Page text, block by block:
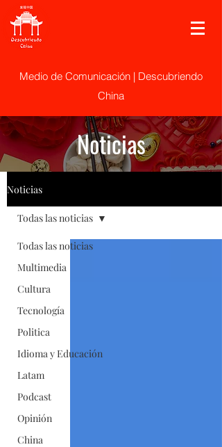
Medio de Comunicación | Descubriendo
China
Noticias
Noticias
Todas las noticias
Multimedia
Cultura
Tecnología
Politica
Idioma y Educación
Latam
Podcast
Opinión
China
Todas las noticias